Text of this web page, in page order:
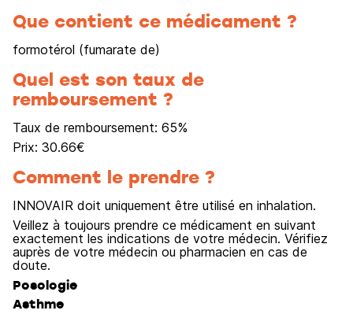
Que contient ce médicament ?
formotérol (fumarate de)
Quel est son taux de
remboursement ?
Taux de remboursement: 65%
Prix: 30.66€
Comment le prendre ?
INNOVAIR doit uniquement être utilisé en inhalation.
Veillez à toujours prendre ce médicament en suivant
exactement les indications de votre médecin. Vérifiez
auprès de votre médecin ou pharmacien en cas de
doute.
Posologie
Asthme